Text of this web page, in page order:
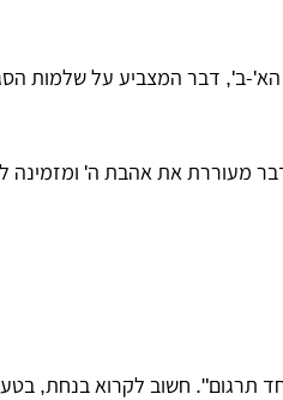
ב', דבר המצביע על שלמות
מעוררת את אהבת ה' ומזמינה
תרגום". חשוב לקרוא בנחת,